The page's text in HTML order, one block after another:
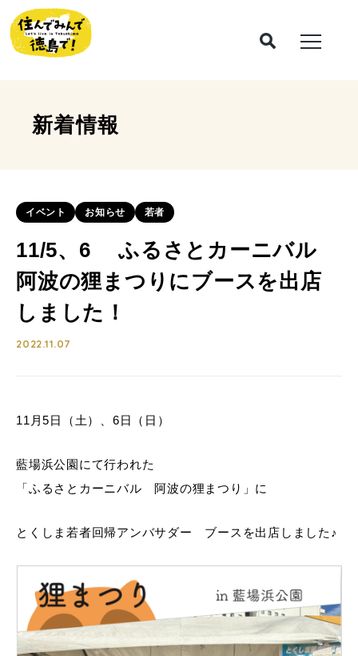
新着情報
イベント お知らせ 若者
11/5、6 ふるさとカーニバル
阿波の狸まつりにブースを出店
しました！
2022.11.07
11月5日（土）、6日（日）
藍場浜公園にて行われた
「ふるさとカーニバル 阿波の狸まつり」に
とくしま若者回帰アンバサダー ブースを出店しました♪